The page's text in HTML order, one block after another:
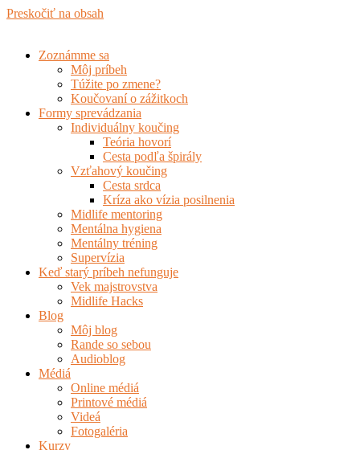
Preskočiť na obsah
Zoznámme sa
Môj príbeh
Túžite po zmene?
Koučovaní o zážitkoch
Formy sprevádzania
Individuálny koučing
Teória hovorí
Cesta podľa špirály
Vzťahový koučing
Cesta srdca
Kríza ako vízia posilnenia
Midlife mentoring
Mentálna hygiena
Mentálny tréning
Supervízia
Keď starý príbeh nefunguje
Vek majstrovstva
Midlife Hacks
Blog
Môj blog
Rande so sebou
Audioblog
Médiá
Online médiá
Printové médiá
Videá
Fotogaléria
Kurzy